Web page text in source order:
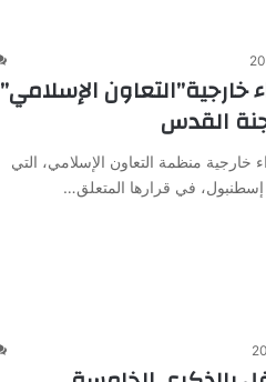
خارجية”التعاون الإسلامي”
القدس
وزراء خارجية منظمة التعاون الإسلامي، التي